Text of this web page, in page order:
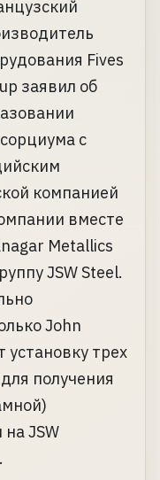
Fives
заявил об
с
компанией
вместе
Metallics
JSW Steel.
John
трех
получения
JSW